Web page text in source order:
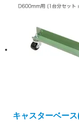
キャスターベー